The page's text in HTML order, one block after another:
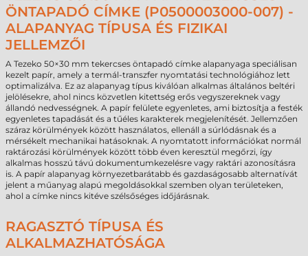
ÖNTAPADÓ CÍMKE (P0500003000-007) -
ALAPANYAG TÍPUSA ÉS FIZIKAI
JELLEMZŐI
A Tezeko 50×30 mm tekercses öntapadó címke alapanyaga speciálisan
kezelt papír, amely a termál-transzfer nyomtatási technológiához lett
optimalizálva. Ez az alapanyag típus kiválóan alkalmas általános beltéri
jelölésekre, ahol nincs közvetlen kitettség erős vegyszereknek vagy
állandó nedvességnek. A papír felülete egyenletes, ami biztosítja a festék
egyenletes tapadását és a tűéles karakterek megjelenítését. Jellemzően
száraz körülmények között használatos, ellenáll a súrlódásnak és a
mérsékelt mechanikai hatásoknak. A nyomtatott információkat normál
raktározási körülmények között több éven keresztül megőrzi, így
alkalmas hosszú távú dokumentumkezelésre vagy raktári azonosításra
is. A papír alapanyag környezetbarátabb és gazdaságosabb alternatívát
jelent a műanyag alapú megoldásokkal szemben olyan területeken,
ahol a címke nincs kitéve szélsőséges időjárásnak.
RAGASZTÓ TÍPUSA ÉS
ALKALMAZHATÓSÁGA